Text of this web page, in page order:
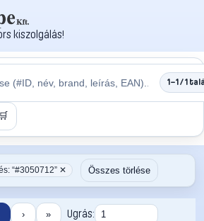
kiszolgálás!
1–1 / 1
🛒
“#3050712” ✕ Összes törlése
› »
Ugrás: